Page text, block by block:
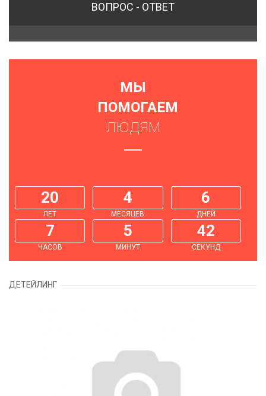
ВОПРОС - ОТВЕТ
МЫ
ПОМОГАЕМ
ЛЮДЯМ
20
ЛЕТ
4
МЕСЯЦЕВ
6
ДНЕЙ
7
ЧАСОВ
5
МИНУТ
42
СЕКУНД
ДЕТЕЙЛИНГ